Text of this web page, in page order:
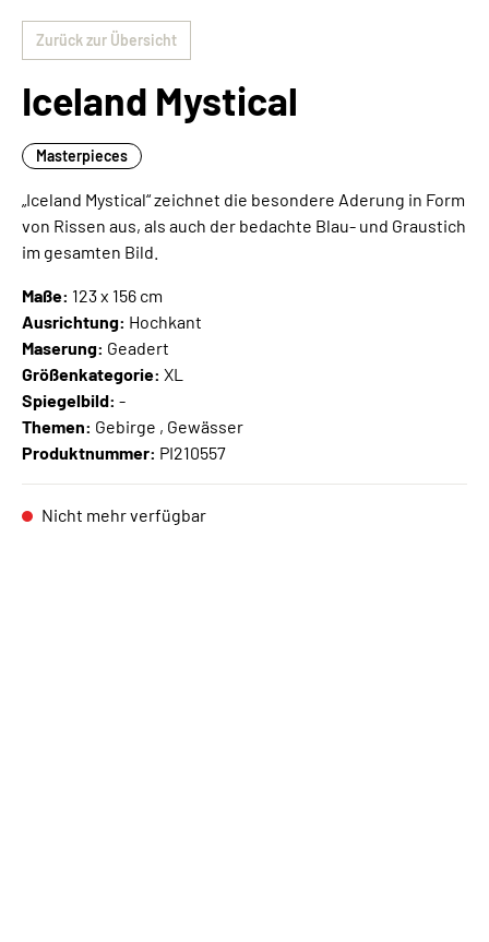
Zurück zur Übersicht
Iceland Mystical
Masterpieces
„Iceland Mystical“ zeichnet die besondere Aderung in Form
von Rissen aus, als auch der bedachte Blau- und Graustich
im gesamten Bild.
Maße: 123 x 156 cm
Ausrichtung: Hochkant
Maserung: Geadert
Größenkategorie: XL
Spiegelbild: -
Themen: Gebirge , Gewässer
Produktnummer: PI210557
Nicht mehr verfügbar